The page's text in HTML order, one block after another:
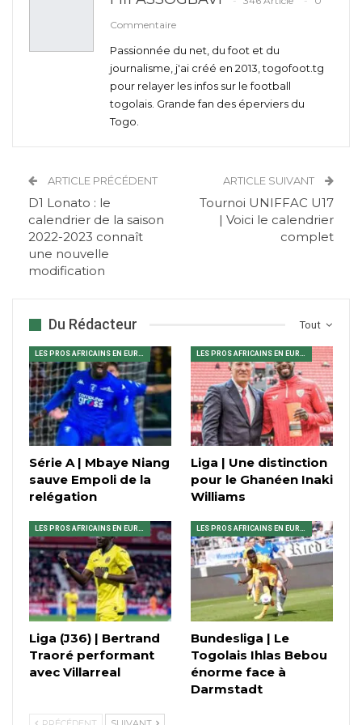
Commentaire
Passionnée du net, du foot et du
journalisme, j'ai créé en 2013, togofoot.tg
pour relayer les infos sur le football
togolais. Grande fan des éperviers du
Togo.
ARTICLE PRÉCÉDENT
D1 Lonato : le
calendrier de la saison
2022-2023 connaît
une nouvelle
modification
ARTICLE SUIVANT
Tournoi UNIFFAC U17
| Voici le calendrier
complet
Tout
Du Rédacteur
LES PROS AFRICAINS EN EUROPE
Série A | Mbaye Niang
sauve Empoli de la
relégation
LES PROS AFRICAINS EN EUROPE
Liga | Une distinction
pour le Ghanéen Inaki
Williams
LES PROS AFRICAINS EN EUROPE
Liga (J36) | Bertrand
Traoré performant
avec Villarreal
LES PROS AFRICAINS EN EUROPE
Bundesliga | Le
Togolais Ihlas Bebou
énorme face à
Darmstadt